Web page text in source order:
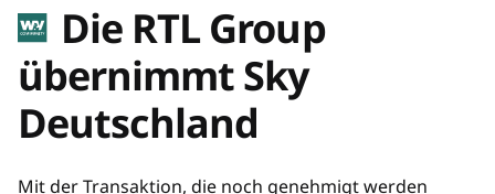
Die RTL Group
übernimmt Sky
Deutschland
Mit der Transaktion, die noch genehmigt werden